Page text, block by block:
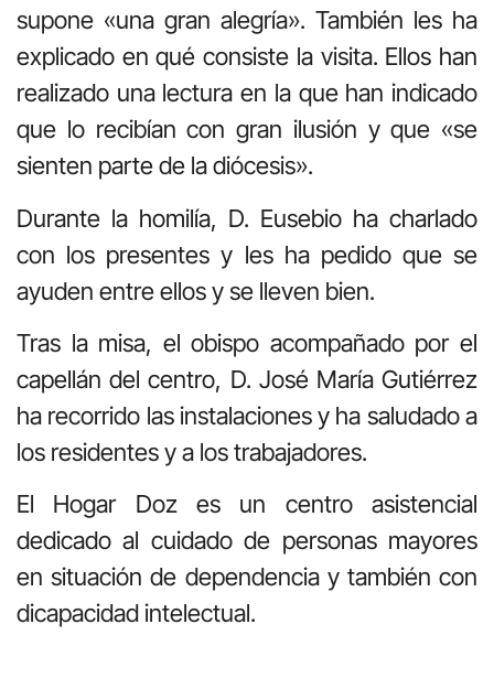
supone «una gran alegría». También les ha
explicado en qué consiste la visita. Ellos han
realizado una lectura en la que han indicado
que lo recibían con gran ilusión y que «se
sienten parte de la diócesis».
Durante la homilía, D. Eusebio ha charlado
con los presentes y les ha pedido que se
ayuden entre ellos y se lleven bien.
Tras la misa, el obispo acompañado por el
capellán del centro, D. José María Gutiérrez
ha recorrido las instalaciones y ha saludado a
los residentes y a los trabajadores.
El Hogar Doz es un centro asistencial
dedicado al cuidado de personas mayores
en situación de dependencia y también con
dicapacidad intelectual.